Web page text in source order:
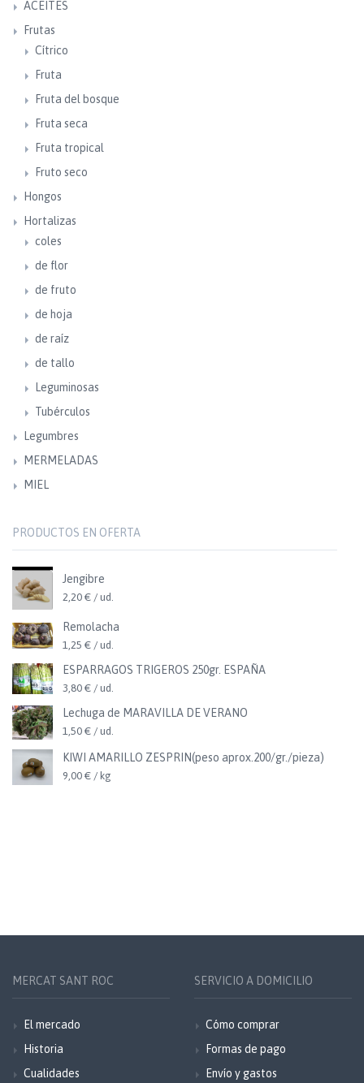
ACEITES
Frutas
Cítrico
Fruta
Fruta del bosque
Fruta seca
Fruta tropical
Fruto seco
Hongos
Hortalizas
coles
de flor
de fruto
de hoja
de raíz
de tallo
Leguminosas
Tubérculos
Legumbres
MERMELADAS
MIEL
PRODUCTOS EN OFERTA
Jengibre
2,20 € / ud.
Remolacha
1,25 € / ud.
ESPARRAGOS TRIGEROS 250gr. ESPAÑA
3,80 € / ud.
Lechuga de MARAVILLA DE VERANO
1,50 € / ud.
KIWI AMARILLO ZESPRIN(peso aprox.200/gr./pieza)
9,00 € / kg
MERCAT SANT ROC
El mercado
Historia
Cualidades
SERVICIO A DOMICILIO
Cómo comprar
Formas de pago
Envío y gastos